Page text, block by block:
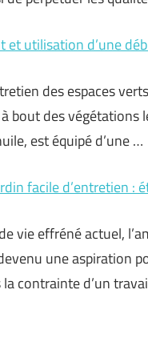
et utilisation d’une
des espaces
bout des
est équipé d’une …
facile d’entretien :
vie effréné actuel,
une aspiration
contrainte d’un